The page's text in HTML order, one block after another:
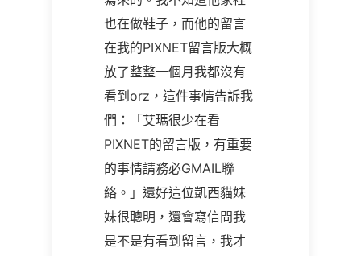
也在做鞋子，而他的留言
在我的PIXNET留言版大概
放了整整一個月我都沒有
看到orz，這件事情告訴我
們：「艾瑪很少在看
PIXNET的留言版，有重要
的事情請務必GMAIL聯
絡。」還好這位凱西貓妹
妹很聰明，還會寫信問我
是不是有看到留言，我才